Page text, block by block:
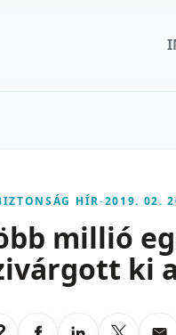
HÍR-2019. 02.
millió
ki